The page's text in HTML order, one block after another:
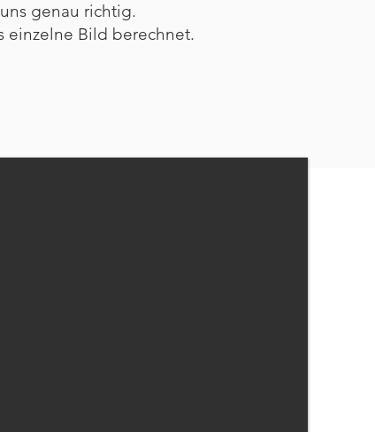
genau richtig.
einzelne Bild berechnet.